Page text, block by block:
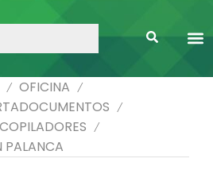
/ OFICINA /
/
/
PALANCA